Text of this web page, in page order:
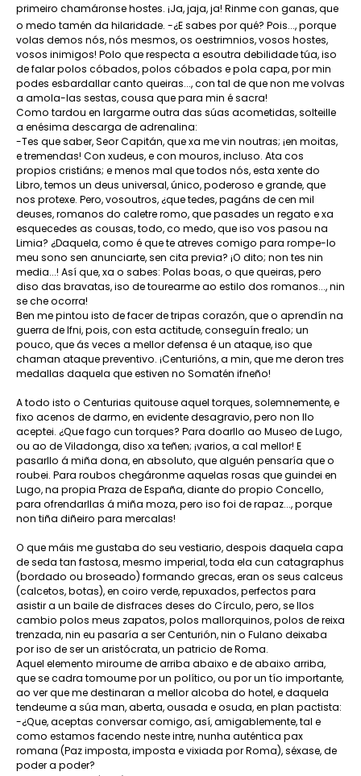
primeiro chamáronse hostes. ¡Ja, jaja, ja! Rinme con ganas, que
o medo tamén da hilaridade. -¿E sabes por qué? Pois..., porque
volas demos nós, nós mesmos, os oestrimnios, vosos hostes,
vosos inimigos! Polo que respecta a esoutra debilidade túa, iso
de falar polos cóbados, polos cóbados e pola capa, por min
podes esbardallar canto queiras..., con tal de que non me volvas
a amola-las sestas, cousa que para min é sacra!
Como tardou en largarme outra das súas acometidas, solteille
a enésima descarga de adrenalina:
-Tes que saber, Seor Capitán, que xa me vin noutras; ¡en moitas,
e tremendas! Con xudeus, e con mouros, incluso. Ata cos
propios cristiáns; e menos mal que todos nós, esta xente do
Libro, temos un deus universal, único, poderoso e grande, que
nos protexe. Pero, vosoutros, ¿que tedes, pagáns de cen mil
deuses, romanos do caletre romo, que pasades un regato e xa
esquecedes as cousas, todo, co medo, que iso vos pasou na
Limia? ¿Daquela, como é que te atreves comigo para rompe-lo
meu sono sen anunciarte, sen cita previa? ¡O dito; non tes nin
media...! Así que, xa o sabes: Polas boas, o que queiras, pero
diso das bravatas, iso de tourearme ao estilo dos romanos..., nin
se che ocorra!
Ben me pintou isto de facer de tripas corazón, que o aprendín na
guerra de Ifni, pois, con esta actitude, conseguín frealo; un
pouco, que ás veces a mellor defensa é un ataque, iso que
chaman ataque preventivo. ¡Centurións, a min, que me deron tres
medallas daquela que estiven no Somatén ifneño!
A todo isto o Centurias quitouse aquel torques, solemnemente, e
fixo acenos de darmo, en evidente desagravio, pero non llo
aceptei. ¿Que fago cun torques? Para doarllo ao Museo de Lugo,
ou ao de Viladonga, diso xa teñen; ¡varios, a cal mellor! E
pasarllo á miña dona, en absoluto, que alguén pensaría que o
roubei. Para roubos chegáronme aquelas rosas que guindei en
Lugo, na propia Praza de España, diante do propio Concello,
para ofrendarllas á miña moza, pero iso foi de rapaz..., porque
non tiña diñeiro para mercalas!
O que máis me gustaba do seu vestiario, despois daquela capa
de seda tan fastosa, mesmo imperial, toda ela cun catagraphus
(bordado ou broseado) formando grecas, eran os seus calceus
(calcetos, botas), en coiro verde, repuxados, perfectos para
asistir a un baile de disfraces deses do Círculo, pero, se llos
cambio polos meus zapatos, polos mallorquinos, polos de reixa
trenzada, nin eu pasaría a ser Centurión, nin o Fulano deixaba
por iso de ser un aristócrata, un patricio de Roma.
Aquel elemento miroume de arriba abaixo e de abaixo arriba,
que se cadra tomoume por un político, ou por un tío importante,
ao ver que me destinaran a mellor alcoba do hotel, e daquela
tendeume a súa man, aberta, ousada e osuda, en plan pactista:
-¿Que, aceptas conversar comigo, así, amigablemente, tal e
como estamos facendo neste intre, nunha auténtica pax
romana (Paz imposta, imposta e vixiada por Roma), séxase, de
poder a poder?